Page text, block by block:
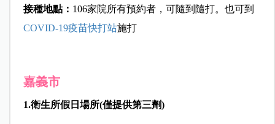
接種地點： 106家院所有預約者，可隨到隨打。也可到
COVID-19疫苗快打站施打
嘉義市
1.衛生所假日場所(僅提供第三劑)